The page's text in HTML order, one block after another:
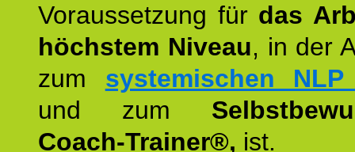
Voraussetzung für das
höchstem Niveau, in der
zum systemischen
und zum
Coach-Trainer®, ist.